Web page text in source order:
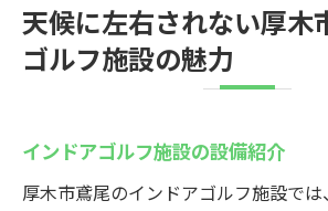
天候に左右されない厚木
ゴルフ施設の魅力
インドアゴルフ施設の設備紹介
厚木市鳶尾のインドアゴルフ施設で